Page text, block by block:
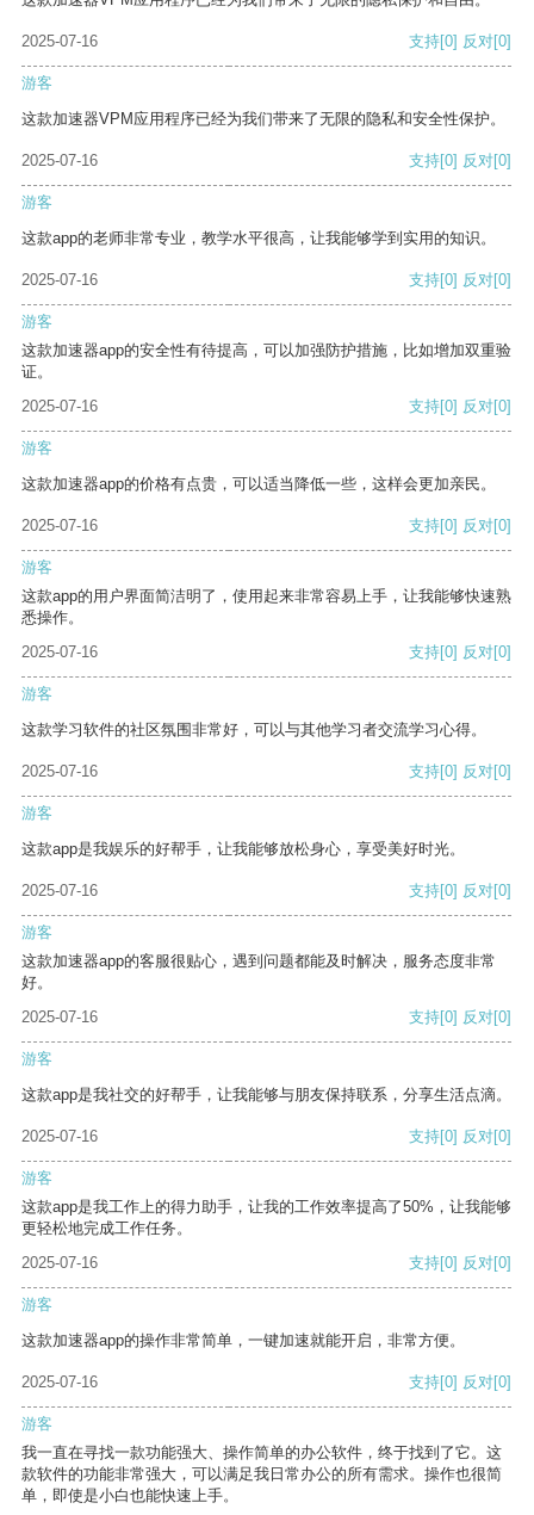
2025-07-16 支持[0] 反对[0]
游客
这款加速器VPM应用程序已经为我们带来了无限的隐私和安全性保护。
2025-07-16 支持[0] 反对[0]
游客
这款app的老师非常专业，教学水平很高，让我能够学到实用的知识。
2025-07-16 支持[0] 反对[0]
游客
这款加速器app的安全性有待提高，可以加强防护措施，比如增加双重验
证。
2025-07-16
支持[0] 反对[0]
游客
这款加速器app的价格有点贵，可以适当降低一些，这样会更加亲民。
2025-07-16 支持[0] 反对[0]
游客
这款app的用户界面简洁明了，使用起来非常容易上手，让我能够快速熟
悉操作。
2025-07-16
支持[0] 反对[0]
游客
这款学习软件的社区氛围非常好，可以与其他学习者交流学习心得。
2025-07-16 支持[0] 反对[0]
游客
这款app是我娱乐的好帮手，让我能够放松身心，享受美好时光。
2025-07-16 支持[0] 反对[0]
游客
这款加速器app的客服很贴心，遇到问题都能及时解决，服务态度非常
好。
2025-07-16
支持[0] 反对[0]
游客
这款app是我社交的好帮手，让我能够与朋友保持联系，分享生活点滴。
2025-07-16 支持[0] 反对[0]
游客
这款app是我工作上的得力助手，让我的工作效率提高了50%，让我能够
更轻松地完成工作任务。
2025-07-16
支持[0] 反对[0]
游客
这款加速器app的操作非常简单，一键加速就能开启，非常方便。
2025-07-16 支持[0] 反对[0]
游客
我一直在寻找一款功能强大、操作简单的办公软件，终于找到了它。这
款软件的功能非常强大，可以满足我日常办公的所有需求。操作也很简
单，即使是小白也能快速上手。